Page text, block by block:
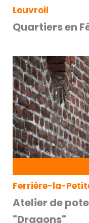
Louvroil
Quartiers en
Ferrière-la-
Atelier de
"Dragons"